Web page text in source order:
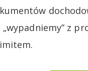
„wypadniemy” z